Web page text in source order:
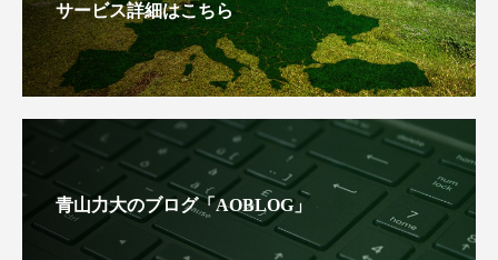
サービス詳細はこちら
青山力大のブログ「AOBLOG」